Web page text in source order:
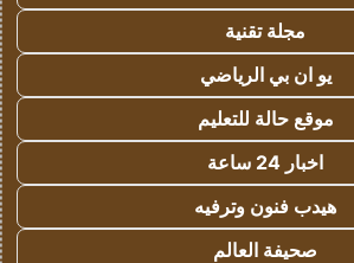
مجلة تقنية
يو ان بي الرياضي
موقع حالة للتعليم
اخبار 24 ساعة
هيدب فنون وترفيه
صحيفة العالم